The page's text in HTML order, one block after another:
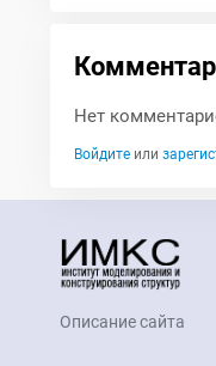
Нет
Войдитеили
Описание сайта